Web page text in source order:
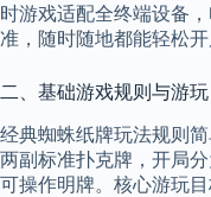
时游戏适配全终端设备
准，随时随地都能轻松开
二、基础游戏规则与游
经典蜘蛛纸牌玩法规则
两副标准扑克牌，开局
可操作明牌。核心游玩